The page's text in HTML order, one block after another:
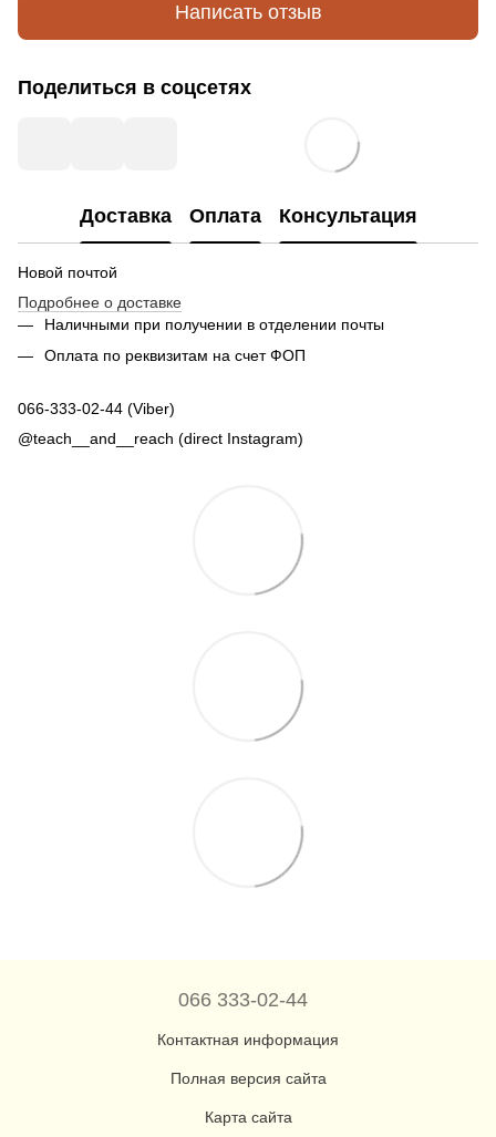
Написать отзыв
Поделиться в соцсетях
Доставка Оплата Консультация
Новой почтой
Подробнее о доставке
Наличными при получении в отделении почты
Оплата по реквизитам на счет ФОП
066-333-02-44 (Viber)
@teach__and__reach (direct Instagram)
066 333-02-44
Контактная информация
Полная версия сайта
Карта сайта